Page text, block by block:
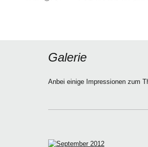
Galerie
Anbei einige Impressionen zum